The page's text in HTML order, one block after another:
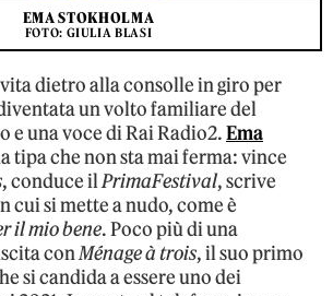
EMA STOKHOLMA
FOTO: GIULIA BLASI
dietro alla consolle in giro per
un volto familiare del
e una voce di Rai Radio2.Ema
tipa che non sta mai ferma: vince
, conduce ilPrimaFestival, scrive
cui si mette a nudo, come è
il mio bene. Poco più di una
conMénage à trois, il suo primo
si candida a essere uno dei